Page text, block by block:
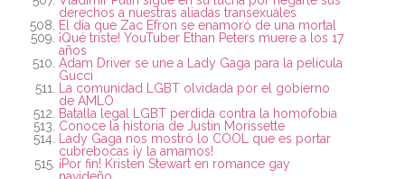
derechos a nuestras aliadas transexuales
El día que Zac Efron se enamoró de una mortal
¡Qué triste! YouTuber Ethan Peters muere a los 17
años
Adam Driver se une a Lady Gaga para la película
Gucci
La comunidad LGBT olvidada por el gobierno
de AMLO
Batalla legal LGBT perdida contra la homofobia
Conoce la historia de Justin Morissette
Lady Gaga nos mostró lo COOL que es portar
cubrebocas ¡y la amamos!
¡Por fin! Kristen Stewart en romance gay